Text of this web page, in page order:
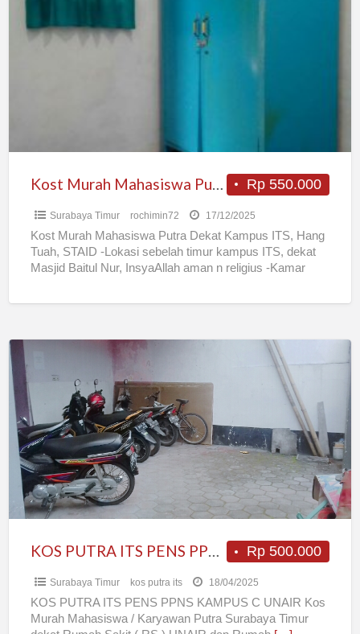
Mahasiswa
Rp 550.000
Kost Murah Mahasiswa Putra Sukolilo
Surabaya Timur rochimin72 17/12/2025
Kost Murah Mahasiswa Putra Dekat Kampus ITS, Hang
Tuah, STAID -Lokasi sebelah timur kampus ITS, dekat
Masjid Baitul Nur, InsyaAllah aman n religius -Kamar
KOS
PUTRA
ITS
PENS
PPNS
KAMPUS
UNAIR
Rp 500.000
KOS PUTRA ITS PENS PPNS KAMPUS C UNAIR
Surabaya Timur kos putra its 18/04/2025
KOS PUTRA ITS PENS PPNS KAMPUS C UNAIR Kos
Murah Mahasiswa / Karyawan Putra Surabaya Timur